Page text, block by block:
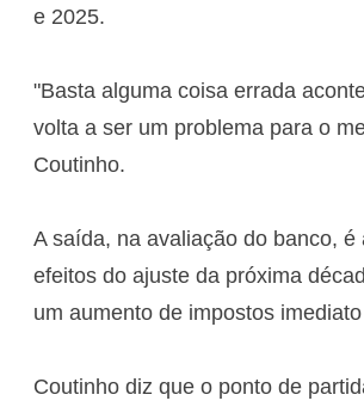
e 2025.
"Basta alguma coisa errada
volta a ser um problema para o
Coutinho.
A saída, na avaliação do banco, é
efeitos do ajuste da próxima
um aumento de impostos
Coutinho diz que o ponto de